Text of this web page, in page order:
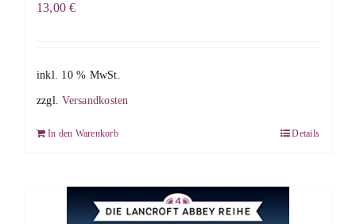
13,00€
inkl. 10 % MwSt.
zzgl.Versandkosten
In den Warenkorb Details